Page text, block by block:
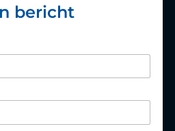
bericht